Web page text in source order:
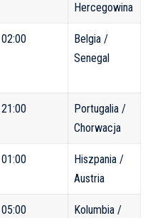
Hercegowina
02:00
Belgia /
Senegal
21:00
Portugalia /
Chorwacja
01:00
Hiszpania /
Austria
05:00
Kolumbia /